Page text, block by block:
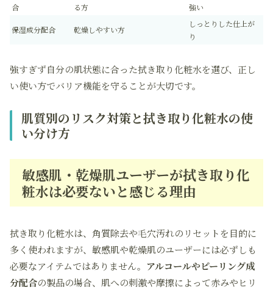
合
る方
強い
保湿成分配合 乾燥しやすい方
しっとりした仕上が
り
強すぎず自分の肌状態に合った拭き取り化粧水を選び、正し
い使い方でバリア機能を守ることが大切です。
肌質別のリスク対策と拭き取り化粧水の使
い分け方
敏感肌・乾燥肌ユーザーが拭き取り化
粧水は必要ないと感じる理由
拭き取り化粧水は、角質除去や毛穴汚れのリセットを目的に
多く使われますが、敏感肌や乾燥肌のユーザーには必ずしも
必要なアイテムではありません。 アルコールやピーリング成
分配合の製品の場合、肌への刺激や摩擦によって赤みやヒリ